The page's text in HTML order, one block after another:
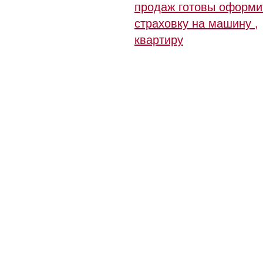
продаж готовы
страховку на машину ,
квартиру